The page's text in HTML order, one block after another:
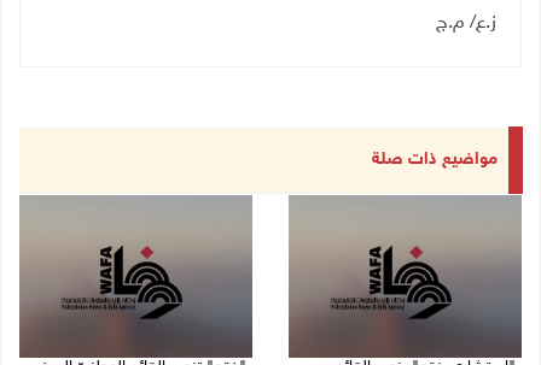
ز.ع/ م.ج
مواضيع ذات صلة